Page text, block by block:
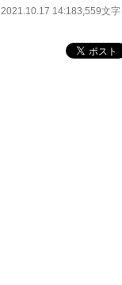
2021.10.17 14:183,559文字